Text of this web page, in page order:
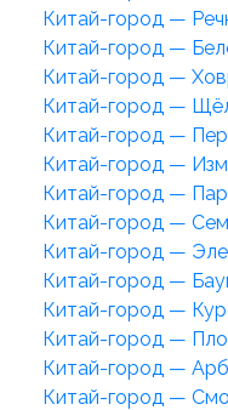
Китай-город —
Китай-город —
Китай-город —
Китай-город —
Китай-город —
Китай-город —
Китай-город —
Китай-город —
Китай-город —
Китай-город —
Китай-город —
Китай-город —
Китай-город —
Китай-город —